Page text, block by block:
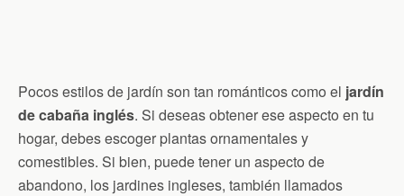
Pocos estilos de jardín son tan románticos como el jardín
de cabaña inglés. Si deseas obtener ese aspecto en tu
hogar, debes escoger plantas ornamentales y
comestibles. Si bien, puede tener un aspecto de
abandono, los jardines ingleses, también llamados